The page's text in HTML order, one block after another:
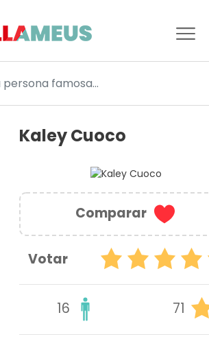
Kaley Cuoco
Comparar
Votar
16 71